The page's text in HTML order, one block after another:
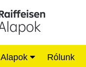
Alapok Rólunk